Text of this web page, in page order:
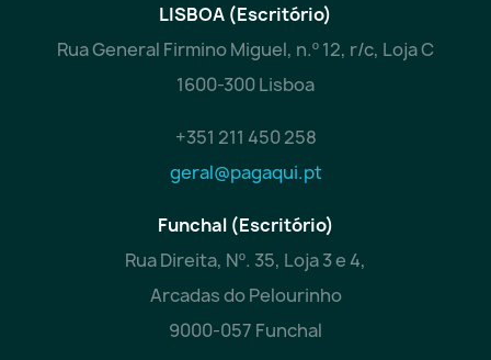
LISBOA (Escritório)
Rua General Firmino Miguel, n.º 12, r/c, Loja C
1600-300 Lisboa
+351 211 450 258
geral@pagaqui.pt
Funchal (Escritório)
Rua Direita, Nº. 35, Loja 3 e 4,
Arcadas do Pelourinho
9000-057 Funchal